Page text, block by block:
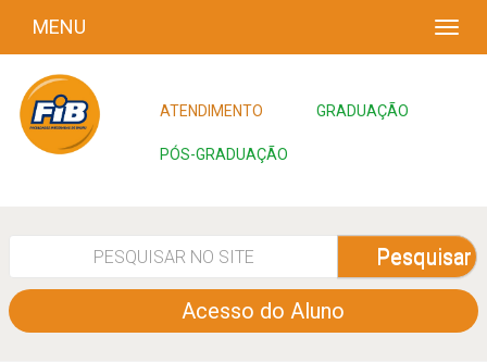
MENU
ATENDIMENTO GRADUAÇÃO
PÓS-GRADUAÇÃO
Pesquisar
Acesso do Aluno